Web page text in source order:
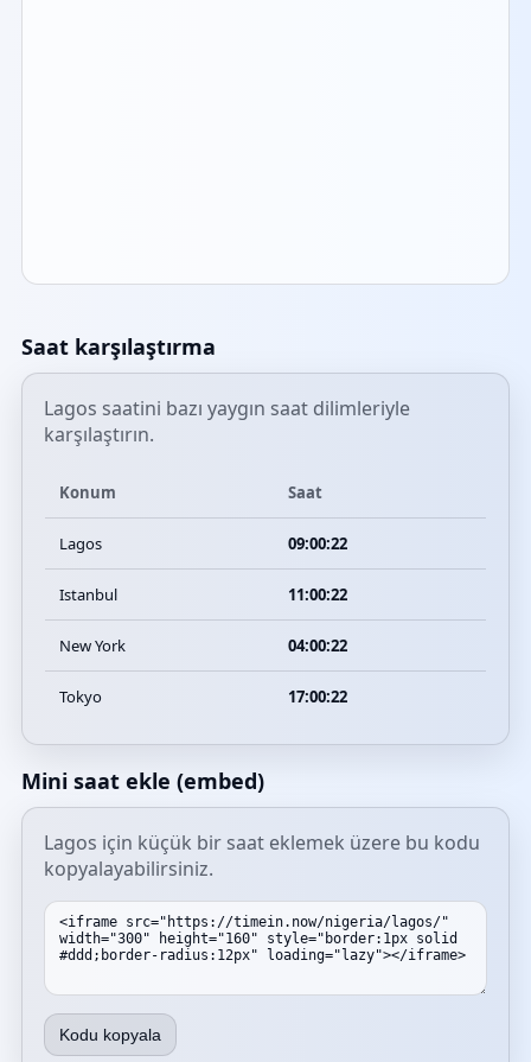
Saat karşılaştırma
Lagos saatini bazı yaygın saat dilimleriyle
karşılaştırın.
Konum Saat
Lagos 09:00:22
Istanbul 11:00:22
New York 04:00:22
Tokyo 17:00:22
Mini saat ekle (embed)
Lagos için küçük bir saat eklemek üzere bu kodu
kopyalayabilirsiniz.
Kodu kopyala